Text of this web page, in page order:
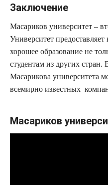
Заключение
Масариков университет –
Университет
хорошее образование не
студентам из других
Масарикова университета
всемирно известных
Масариков